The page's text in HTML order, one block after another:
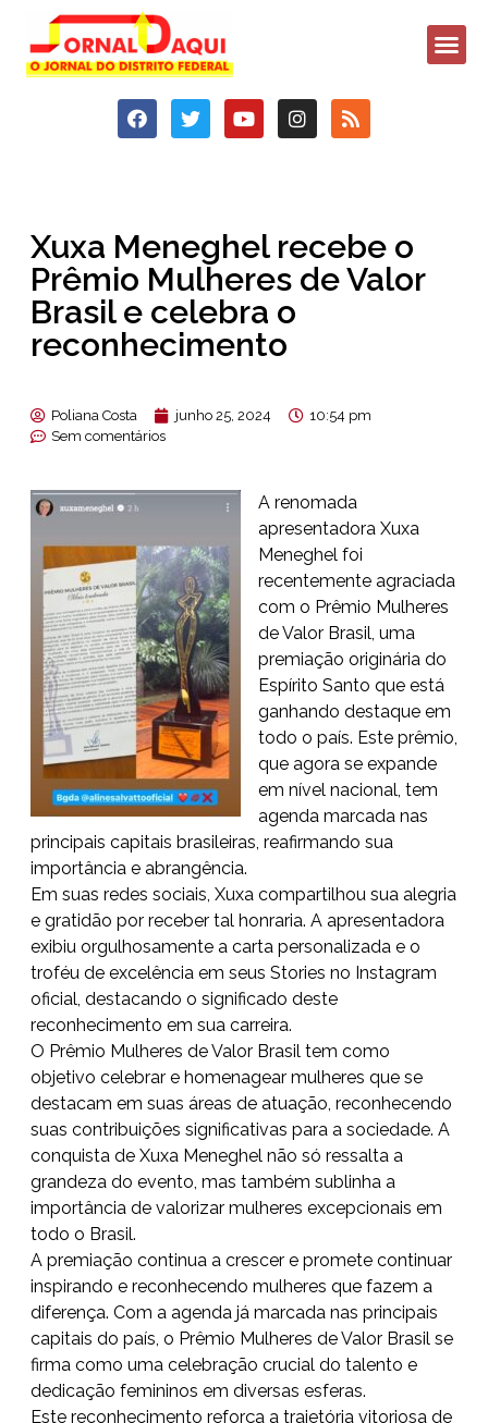
Xuxa Meneghel recebe o
Prêmio Mulheres de Valor
Brasil e celebra o
reconhecimento
Poliana Costa junho 25, 2024
10:54 pm
Sem comentários
A renomada
apresentadora Xuxa
Meneghel foi
recentemente agraciada
com o Prêmio Mulheres
de Valor Brasil, uma
premiação originária do
Espírito Santo que está
ganhando destaque em
todo o país. Este prêmio,
que agora se expande
em nível nacional, tem
agenda marcada nas
principais capitais brasileiras, reafirmando sua
importância e abrangência.
Em suas redes sociais, Xuxa compartilhou sua alegria
e gratidão por receber tal honraria. A apresentadora
exibiu orgulhosamente a carta personalizada e o
troféu de excelência em seus Stories no Instagram
oficial, destacando o significado deste
reconhecimento em sua carreira.
O Prêmio Mulheres de Valor Brasil tem como
objetivo celebrar e homenagear mulheres que se
destacam em suas áreas de atuação, reconhecendo
suas contribuições significativas para a sociedade. A
conquista de Xuxa Meneghel não só ressalta a
grandeza do evento, mas também sublinha a
importância de valorizar mulheres excepcionais em
todo o Brasil.
A premiação continua a crescer e promete continuar
inspirando e reconhecendo mulheres que fazem a
diferença. Com a agenda já marcada nas principais
capitais do país, o Prêmio Mulheres de Valor Brasil se
firma como uma celebração crucial do talento e
dedicação femininos em diversas esferas.
Este reconhecimento reforça a trajetória vitoriosa de